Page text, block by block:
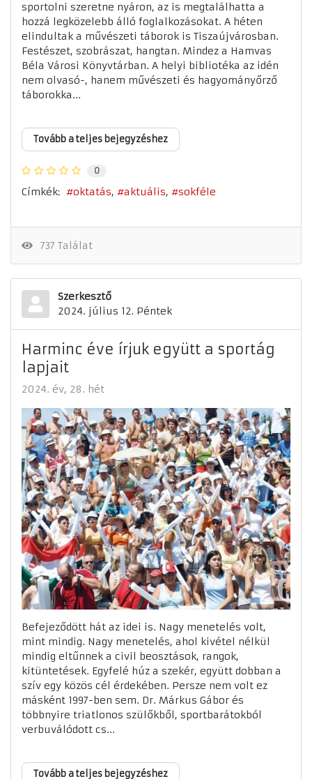
sportolni szeretne nyáron, az is megtalálhatta a
hozzá legközelebb álló foglalkozásokat. A héten
elindultak a művészeti táborok is Tiszaújvárosban.
Festészet, szobrászat, hangtan. Mindez a Hamvas
Béla Városi Könyvtárban. A helyi bibliotéka az idén
nem olvasó-, hanem művészeti és hagyományőrző
táborokka...
Tovább a teljes bejegyzéshez
0
Címkék: oktatás aktuális sokféle
737 Találat
Szerkesztő
2024. július 12. Péntek
Harminc éve írjuk együtt a sportág
lapjait
2024. év 28. hét
Befejeződött hát az idei is. Nagy menetelés volt,
mint mindig. Nagy menetelés, ahol kivétel nélkül
mindig eltűnnek a civil beosztások, rangok,
kitüntetések. Egyfelé húz a szekér, együtt dobban a
szív egy közös cél érdekében. Persze nem volt ez
másként 1997-ben sem. Dr. Márkus Gábor és
többnyire triatlonos szülőkből, sportbarátokból
verbuválódott cs...
Tovább a teljes bejegyzéshez